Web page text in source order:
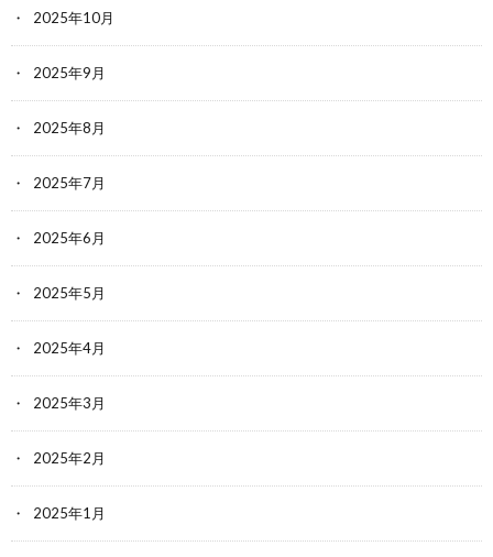
2025年10月
2025年9月
2025年8月
2025年7月
2025年6月
2025年5月
2025年4月
2025年3月
2025年2月
2025年1月